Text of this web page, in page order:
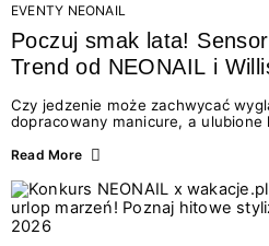
EVENTY NEONAIL
Poczuj smak lata!
Trend od NEONAIL i
nowych lodów i odbierz
Czy jedzenie może zachwycać
dopracowany manicure, a ulubione
świata beauty i oszałamiających
zmysłami: przez soczysty kolor,
orzeźwiający zapach i słodki
NEONAIL łączy siły z marką
na styku jedzenia i piękna....
Read More